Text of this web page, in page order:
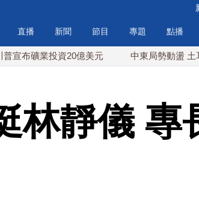
直播 新聞 節目 專題 點播
投資20億美元 中東局勢動盪 土耳其沙特
林靜儀 專